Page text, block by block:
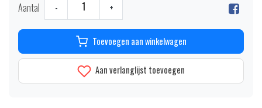
Aantal - +
Toevoegen aan winkelwagen
Aan verlanglijst toevoegen